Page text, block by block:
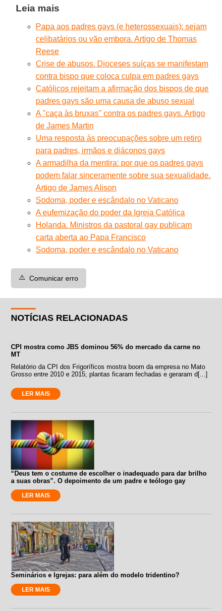
Leia mais
Papa aos padres gays (e heterossexuais): sejam
celibatários ou vão embora. Artigo de Thomas
Reese
Crise de abusos. Dioceses suíças se manifestam
contra bispo que coloca culpa em padres gays
Católicos rejeitam a afirmação dos bispos de que
padres gays são uma causa de abuso sexual
A ''caça às bruxas'' contra os padres gays. Artigo
de James Martin
Uma resposta às preocupações sobre um retiro
para padres, irmãos e diáconos gays
A armadilha da mentira: por que os padres gays
podem falar sinceramente sobre sua sexualidade.
Artigo de James Alison
Sodoma, poder e escândalo no Vaticano
A eufemização do poder da Igreja Católica
Holanda. Ministros da pastoral gay publicam
carta aberta ao Papa Francisco
Sodoma, poder e escândalo no Vaticano
⚠️ Comunicar erro
NOTÍCIAS RELACIONADAS
CPI mostra como JBS dominou 56% do mercado da carne no
MT
Relatório da CPI dos Frigoríficos mostra boom da empresa no Mato
Grosso entre 2010 e 2015; plantas ficaram fechadas e geraram d[...]
LER MAIS
“Deus tem o costume de escolher o inadequado para dar brilho
a suas obras”. O depoimento de um padre e teólogo gay
LER MAIS
Seminários e Igrejas: para além do modelo tridentino?
LER MAIS